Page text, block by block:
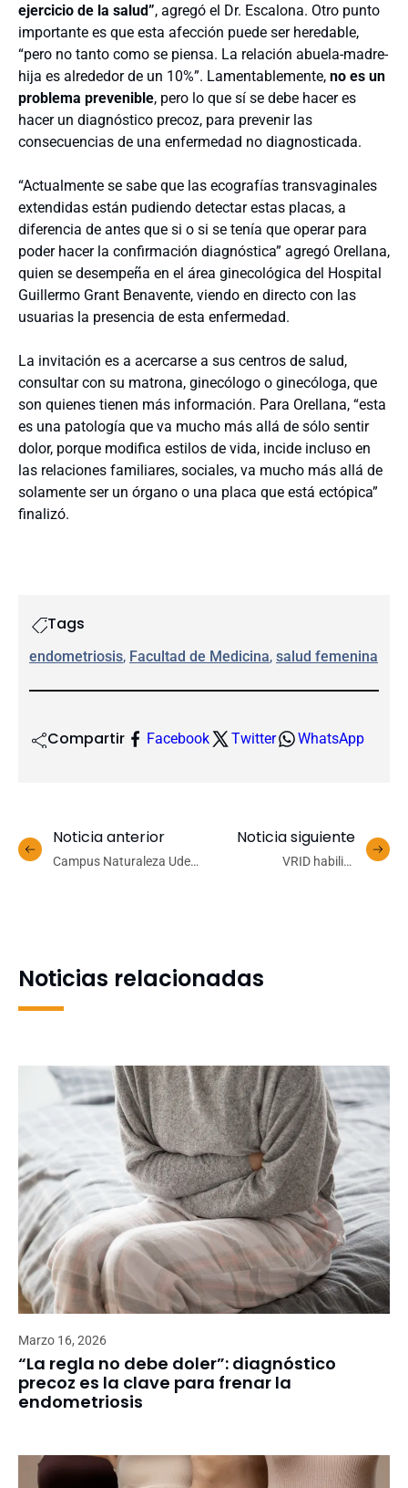
ejercicio de la salud”, agregó el Dr. Escalona. Otro punto
importante es que esta afección puede ser heredable,
“pero no tanto como se piensa. La relación abuela-madre-
hija es alrededor de un 10%”. Lamentablemente, no es un
problema prevenible, pero lo que sí se debe hacer es
hacer un diagnóstico precoz, para prevenir las
consecuencias de una enfermedad no diagnosticada.
“Actualmente se sabe que las ecografías transvaginales
extendidas están pudiendo detectar estas placas, a
diferencia de antes que si o si se tenía que operar para
poder hacer la confirmación diagnóstica” agregó Orellana,
quien se desempeña en el área ginecológica del Hospital
Guillermo Grant Benavente, viendo en directo con las
usuarias la presencia de esta enfermedad.
La invitación es a acercarse a sus centros de salud,
consultar con su matrona, ginecólogo o ginecóloga, que
son quienes tienen más información. Para Orellana, “esta
es una patología que va mucho más allá de sólo sentir
dolor, porque modifica estilos de vida, incide incluso en
las relaciones familiares, sociales, va mucho más allá de
solamente ser un órgano o una placa que está ectópica”
finalizó.
Tags
endometriosis, Facultad de Medicina, salud femenina
Compartir Facebook Twitter WhatsApp
Noticia anterior
Campus Naturaleza UdeC:
Noticia siguiente
VRID habilita
Noticias relacionadas
Marzo 16, 2026
“La regla no debe doler”: diagnóstico
precoz es la clave para frenar la
endometriosis